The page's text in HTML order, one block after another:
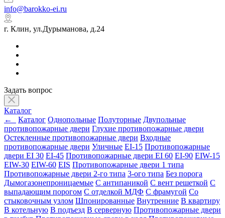
info@barokko-ei.ru
г. Клин, ул.Дурыманова, д.24
Задать вопрос
Каталог
←
Каталог Однопольные Полуторные Двупольные
противопожарные двери Глухие противопожарные двери
Остекленные противопожарные двери Входные
противопожарные двери Уличные EI-15 Противопожарные
двери EI 30 EI-45 Противопожарные двери EI 60 EI-90 EIW-15
EIW-30 EIW-60 EIS Противопожарные двери 1 типа
Противопожарные двери 2-го типа 3-ого типа Без порога
Дымогазонепроницаемые С антипаникой С вент решеткой С
выпадающим порогом С отделкой МДФ С фрамугой Со
стыковочным узлом Шпонированные Внутренние В квартиру
В котельную В подъезд В серверную Противопожарные двери